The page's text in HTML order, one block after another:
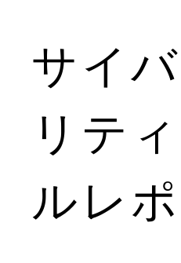
サイ
リテ
ルレ